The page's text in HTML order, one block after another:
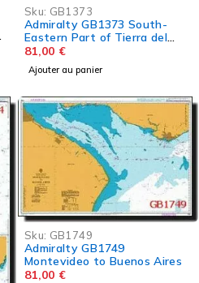
Sku: GB1373
Admiralty GB1373 South-
Eastern Part of Tierra del
Fuego
81,00 €
Ajouter au panier
Sku: GB1749
Admiralty GB1749
Montevideo to Buenos Aires
81,00 €